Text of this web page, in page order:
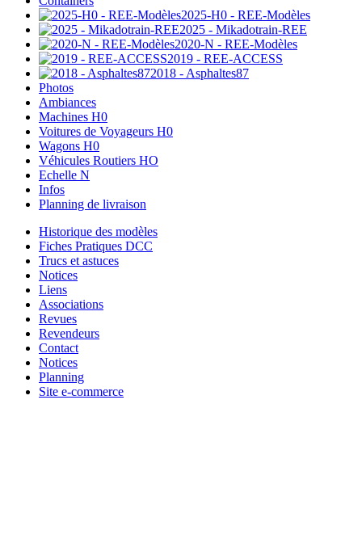
2025-H0 - REE-Modèles
2025 - Mikadotrain-REE
2020-N - REE-Modèles
2019 - REE-ACCESS
2018 - Asphaltes87
Photos
Ambiances
Machines H0
Voitures de Voyageurs H0
Wagons H0
Véhicules Routiers HO
Echelle N
Infos
Planning de livraison
Historique des modèles
Fiches Pratiques DCC
Trucs et astuces
Notices
Liens
Associations
Revues
Revendeurs
Contact
Notices
Planning
Site e-commerce